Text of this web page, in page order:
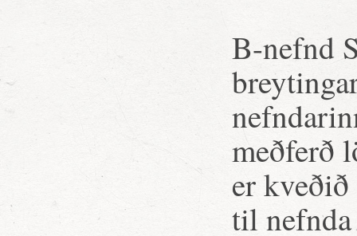
B-nefnd
meðferð
er
til